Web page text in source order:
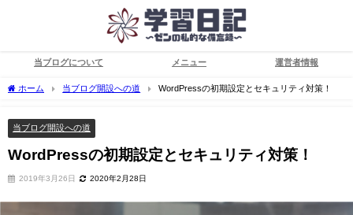
当ブログについて メニュー 運営者情報
ホーム 当ブログ開設への道 WordPressの初期設定とセキュリティ対策！
当ブログ開設への道
WordPressの初期設定とセキュリティ対策！
2019年3月26日 2020年2月28日